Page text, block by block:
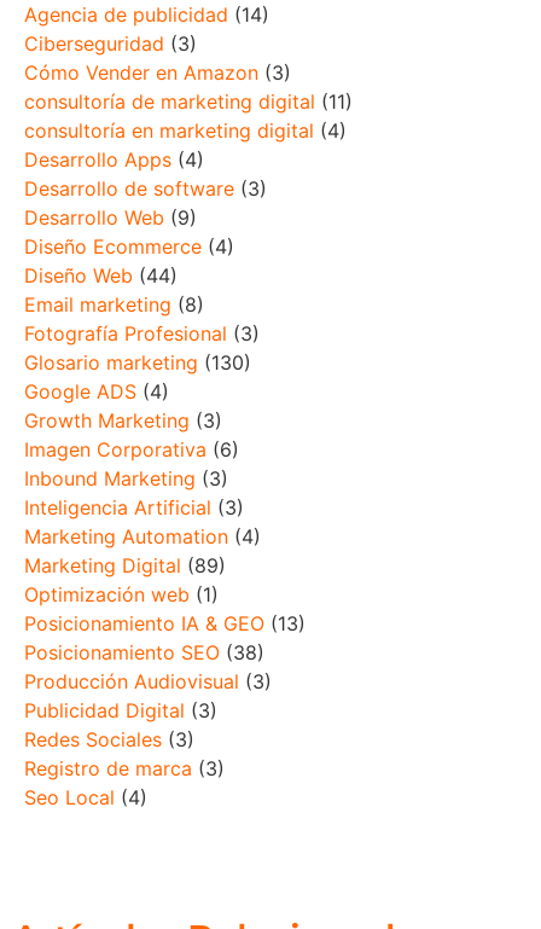
Agencia de publicidad (14)
Ciberseguridad (3)
Cómo Vender en Amazon (3)
consultoría de marketing digital (11)
consultoría en marketing digital (4)
Desarrollo Apps (4)
Desarrollo de software (3)
Desarrollo Web (9)
Diseño Ecommerce (4)
Diseño Web (44)
Email marketing (8)
Fotografía Profesional (3)
Glosario marketing (130)
Google ADS (4)
Growth Marketing (3)
Imagen Corporativa (6)
Inbound Marketing (3)
Inteligencia Artificial (3)
Marketing Automation (4)
Marketing Digital (89)
Optimización web (1)
Posicionamiento IA & GEO (13)
Posicionamiento SEO (38)
Producción Audiovisual (3)
Publicidad Digital (3)
Redes Sociales (3)
Registro de marca (3)
Seo Local (4)